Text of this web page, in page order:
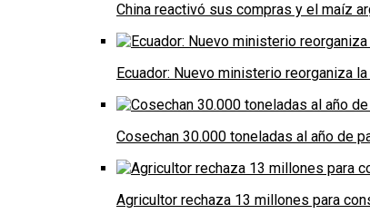
China reactivó sus compras y el maíz
Ecuador: Nuevo ministerio reorganiza
Cosechan 30.000 toneladas al año de
Agricultor rechaza 13 millones para